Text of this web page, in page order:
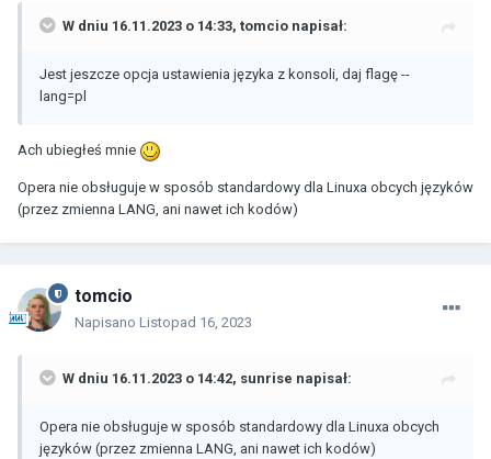
W dniu 16.11.2023 o 14:33, tomcio napisał:
Jest jeszcze opcja ustawienia języka z konsoli, daj flagę --
lang=pl
Ach ubiegłeś mnie
Opera nie obsługuje w sposób standardowy dla Linuxa obcych języków
(przez zmienna LANG, ani nawet ich kodów)
tomcio
Napisano Listopad 16, 2023
W dniu 16.11.2023 o 14:42, sunrise napisał:
Opera nie obsługuje w sposób standardowy dla Linuxa obcych
języków (przez zmienna LANG, ani nawet ich kodów)